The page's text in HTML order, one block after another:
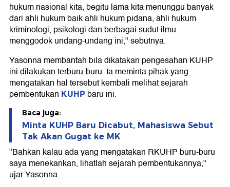
hukum nasional kita, begitu lama kita menunggu banyak
dari ahli hukum baik ahli hukum pidana, ahli hukum
kriminologi, psikologi dan berbagai sudut ilmu
menggodok undang-undang ini," sebutnya.
Yasonna membantah bila dikatakan pengesahan KUHP
ini dilakukan terburu-buru. Ia meminta pihak yang
mengatakan hal tersebut kembali melihat sejarah
pembentukan KUHP baru ini.
Baca juga:
Minta KUHP Baru Dicabut, Mahasiswa Sebut
Tak Akan Gugat ke MK
"Bahkan kalau ada yang mengatakan RKUHP buru-buru
saya menekankan, lihatlah sejarah pembentukannya,"
ujar Yasonna.